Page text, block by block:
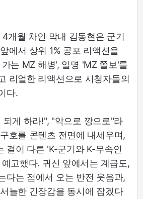
개월 차인 막내 김동현은 군기
에서 상위 1% 공포 리액션을
는 MZ 해병', 일명 'MZ 쫄보'를
리얼한 리액션으로 시청자들의
다.
게 하라!", "악으로 깡으로"라
호를 콘텐츠 전면에 내세우며,
결이 다른 'K-군기와 K-무속인
고했다. 귀신 앞에서는 계급도,
다는 점에서 오는 반전 웃음과,
늘한 긴장감을 동시에 잡겠다